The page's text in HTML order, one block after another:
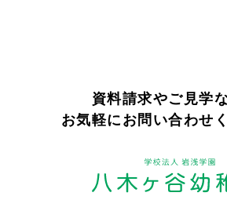
資料請求やご見学な
お気軽にお問い合わせ